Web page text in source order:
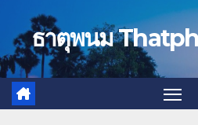
contentธาตุพนม